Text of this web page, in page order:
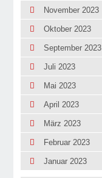
November 2023
Oktober 2023
September 2023
Juli 2023
Mai 2023
April 2023
März 2023
Februar 2023
Januar 2023